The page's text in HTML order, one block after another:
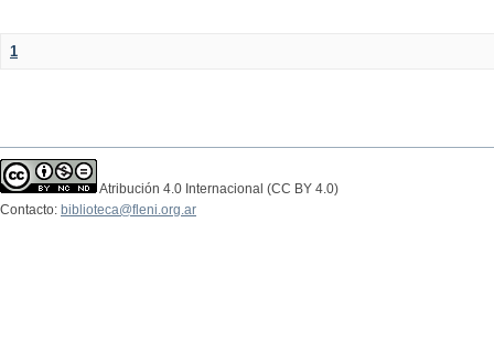
1
Atribución 4.0 Internacional (CC BY 4.0)
Contacto: biblioteca@fleni.org.ar